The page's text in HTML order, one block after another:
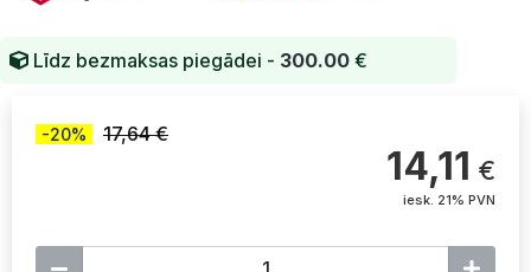
Līdz bezmaksas piegādei - 300.00 €
-20% 17,64 €
14,11 €
iesk. 21% PVN